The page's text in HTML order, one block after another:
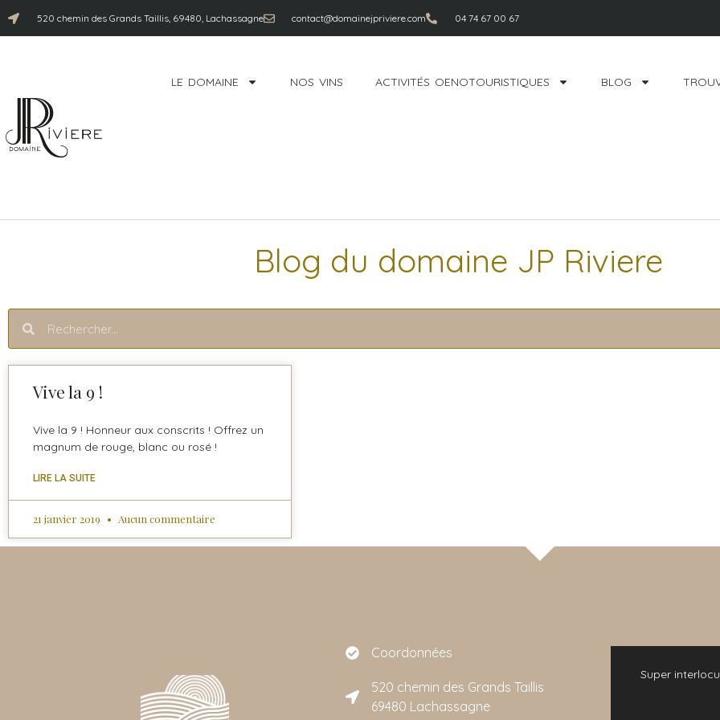
520 chemin des Grands Taillis, 69480, Lachassagne contact@domainejpriviere.com 04 74 67 00 67
LE DOMAINE NOS VINS ACTIVITÉS OENOTOURISTIQUES BLOG
Blog du domaine JP Riviere
Vive la 9 !
Vive la 9 ! Honneur aux conscrits ! Offrez un
magnum de rouge, blanc ou rosé !
LIRE LA SUITE
21 janvier 2019 Aucun commentaire
Coordonnées
520 chemin des Grands Taillis
69480 Lachassagne
est remarquable et son rapport qualité/prix est
imbattable.
Super